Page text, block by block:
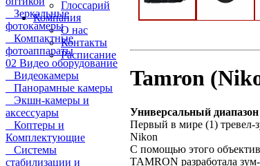
Глоссарий
Компания
О нас
Контакты
Расписание
Зеркальные
фотокамеры
Компактные
фотоаппараты
02 Видео оборудование
Видеокамеры
Панорамные камеры
Экшн-камеры и
аксессуары
Коптеры и
Комплектующие
Системы
стабилизации и
Tamron
Универсальный
Первый в мире (1) тревел-
Nikon
С помощью этого
TAMRON разработала